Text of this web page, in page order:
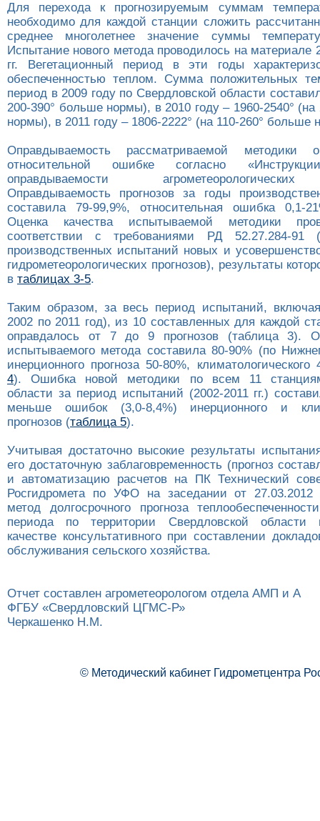
Для перехода к прогнозируемым суммам
необходимо для каждой станции сложить
среднее многолетнее значение суммы
Испытание нового метода проводилось на материале
гг. Вегетационный период в эти годы
обеспеченностью теплом. Сумма положительных
период в 2009 году по Свердловской области
200-390° больше нормы), в 2010 году – 1960-2540°
нормы), в 2011 году – 1806-2222° (на 110-260° больше
Оправдываемость рассматриваемой методики
относительной ошибке согласно
оправдываемости
Оправдываемость прогнозов за годы
составила 79-99,9%, относительная ошибка 0,1-
Оценка качества испытываемой методики
соответствии с требованиями РД 52.27.284-91
производственных испытаний новых и
гидрометеорологических прогнозов), результаты
в таблицах 3-5.
Таким образом, за весь период испытаний,
2002 по 2011 год), из 10 составленных для каждой
оправдалось от 7 до 9 прогнозов (таблица 3).
испытываемого метода составила 80-90% (по
инерционного прогноза 50-80%, климатологического
4). Ошибка новой методики по всем 11
области за период испытаний (2002-2011 гг.)
меньше ошибок (3,0-8,4%) инерционного и
прогнозов (таблица 5).
Учитывая достаточно высокие результаты
его достаточную заблаговременность (прогноз
и автоматизацию расчетов на ПК Технический
Росгидромета по УФО на заседании от 27.03.2012
метод долгосрочного прогноза
периода по территории Свердловской области
качестве консультативного при составлении
обслуживания сельского хозяйства.
Отчет составлен агрометеорологом отдела АМП и А
ФГБУ «Свердловский ЦГМС-Р»
Черкашенко Н.М.
© Методический кабинет Гидрометцентра